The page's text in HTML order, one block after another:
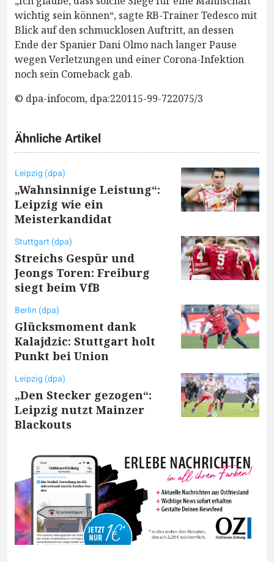
wichtig sein können“, sagte RB-Trainer Tedesco mit
Blick auf den schmucklosen Auftritt, an dessen
Ende der Spanier Dani Olmo nach langer Pause
wegen Verletzungen und einer Corona-Infektion
noch sein Comeback gab.
© dpa-infocom, dpa:220115-99-722075/3
Ähnliche Artikel
Leipzig (dpa)
„Wahnsinnige Leistung“:
Leipzig wie ein
Meisterkandidat
Stuttgart (dpa)
Streichs Gespür und
Jeongs Toren: Freiburg
siegt beim VfB
Berlin (dpa)
Glücksmoment dank
Kalajdzic: Stuttgart holt
Punkt bei Union
Leipzig (dpa)
„Den Stecker gezogen“:
Leipzig nutzt Mainzer
Blackouts